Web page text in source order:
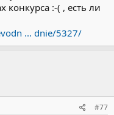
конкурса :-( , есть ли
... dnie/5327/
#77